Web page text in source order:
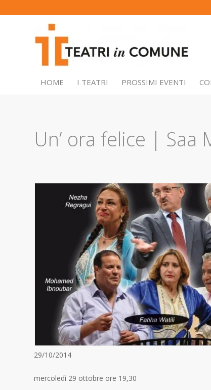
HOME I TEATRI PROSSIMI EVENTI
Un’ ora felice | Saa
29/10/2014
mercoledì 29 ottobre ore 19,30